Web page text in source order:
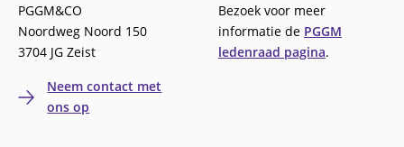
PGGM&CO
Noordweg Noord 150
3704 JG Zeist
Neem contact met
ons op
Bezoek voor meer
informatie de PGGM
ledenraad pagina.